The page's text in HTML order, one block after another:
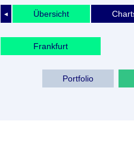
◄ Übersicht
Frankfurt
Portfolio